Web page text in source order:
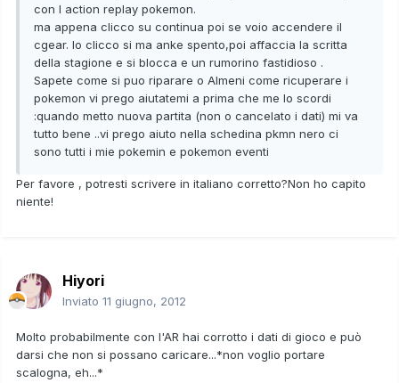
con l action replay pokemon.
ma appena clicco su continua poi se voio accendere il
cgear. Io clicco si ma anke spento,poi affaccia la scritta
della stagione e si blocca e un rumorino fastidioso .
Sapete come si puo riparare o Almeni come ricuperare i
pokemon vi prego aiutatemi a prima che me lo scordi
:quando metto nuova partita (non o cancelato i dati) mi va
tutto bene ..vi prego aiuto nella schedina pkmn nero ci
sono tutti i mie pokemin e pokemon eventi
Per favore , potresti scrivere in italiano corretto?Non ho capito
niente!
Hiyori
Inviato 11 giugno, 2012
Molto probabilmente con l'AR hai corrotto i dati di gioco e può
darsi che non si possano caricare...*non voglio portare
scalogna, eh...*